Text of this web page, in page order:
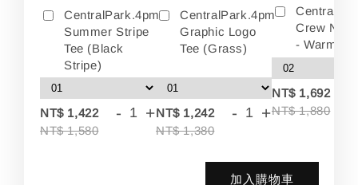
CentralPark.4pm
Summer Stripe
Tee (Black
Stripe)
NT$ 1,422
NT$ 1,580
- +
CentralPark.4pm
Graphic Logo
Tee (Grass)
NT$ 1,242
NT$ 1,380
- +
Crew
- Warm
NT$ 1,692
NT$ 1,880
加入購物車